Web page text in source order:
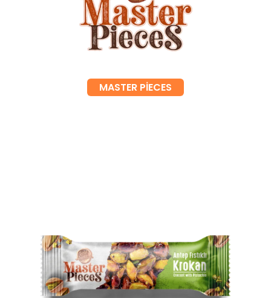
MASTER PİECES